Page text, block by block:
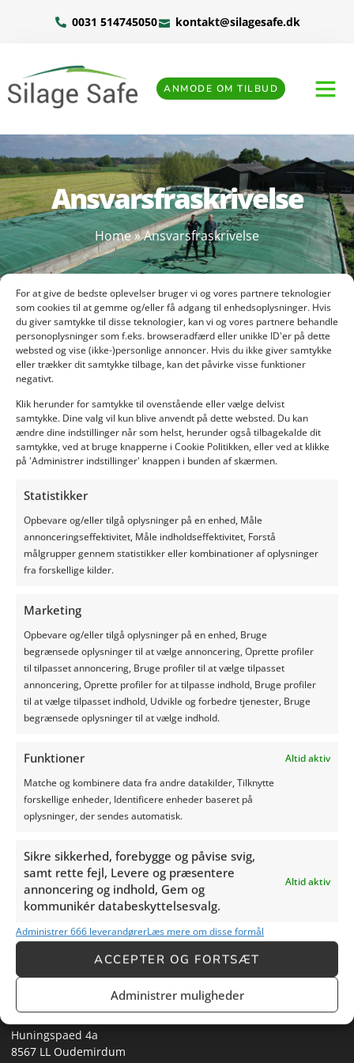
For at give de bedste oplevelser bruger vi og vores partnere teknologier
som cookies til at gemme og/eller få adgang til enhedsoplysninger. Hvis
du giver samtykke til disse teknologier, kan vi og vores partnere behandle
personoplysninger som f.eks. browseradfærd eller unikke ID'er på dette
websted og vise (ikke-)personlige annoncer. Hvis du ikke giver samtykke
eller trækker dit samtykke tilbage, kan det påvirke visse funktioner
negativt.
Klik herunder for samtykke til ovenstående eller vælge delvist
samtykke. Dine valg vil kun blive anvendt på dette websted. Du kan
ændre dine indstillinger når som helst, herunder også tilbagekalde dit
samtykke, ved at bruge knapperne i Cookie Politikken, eller ved at klikke
på 'Administrer indstillinger' knappen i bunden af skærmen.
Statistikker
Opbevare og/eller tilgå oplysninger på en enhed, Måle
annonceringseffektivitet, Måle indholdseffektivitet, Forstå
målgrupper gennem statistikker eller kombinationer af oplysninger
fra forskellige kilder.
Marketing
Opbevare og/eller tilgå oplysninger på en enhed, Bruge
begrænsede oplysninger til at vælge annoncering, Oprette profiler
til tilpasset annoncering, Bruge profiler til at vælge tilpasset
annoncering, Oprette profiler for at tilpasse indhold, Bruge profiler
til at vælge tilpasset indhold, Udvikle og forbedre tjenester, Bruge
begrænsede oplysninger til at vælge indhold.
Funktioner
Altid aktiv
Matche og kombinere data fra andre datakilder, Tilknytte
forskellige enheder, Identificere enheder baseret på
oplysninger, der sendes automatisk.
Sikre sikkerhed, forebygge og påvise svig,
samt rette fejl, Levere og præsentere
annoncering og indhold, Gem og
kommunikér databeskyttelsesvalg.
Altid aktiv
Administrer 666 leverandørerLæs mere om disse formål
ACCEPTER OG FORTSÆT
Administrer muligheder
0031 514745050 kontakt@silagesafe.dk
ANMODE OM TILBUD
Ansvarsfraskrivelse
Home»Ansvarsfraskrivelse
Oplysningerne på dette websted er indsamlet med
den største omhu og opmærksomhed. Ikke desto
mindre kan Silage Safe ikke garantere nøjagtigheden
udledes nogen rettigheder af de givne oplysninger.
Silage Safe påtager sig intet ansvar for unøjagtigheder
eller udeladelser på dette websted.
Dette websted indeholder links til eksterne websteder.
Silage Safe er ikke ansvarlig for indholdet på disse
websteder.
Silage Safe ejer alle intellektuelle ejendomsrettigheder
og licenser til disse rettigheder til alle publikationer på
webstedet. Ingen del af dette websted må
mekanisk, ved fotokopiering, optagelse eller på anden
måde.
Hvis du finder oplysninger på dette websted, som du
mener er forkerte eller ufuldstændige, vil vi naturligvis
gerne høre om det. Giv os gerne besked ved at sende
en e-mail.
(Dato for sidste ændring
Silage Safe
Silage Safe hjælper kvægavlere med at dække deres foder på
den bedst mulige måde. En luft- og vandtæt overdækning
bevarer foderværdien. Du kan spare penge med mindre
arbejde og mindre foderspild
Huningspaed 4a
8567 LL Oudemirdum